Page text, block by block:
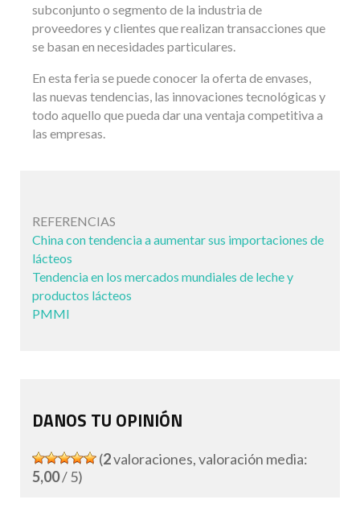
subconjunto o segmento de la industria de
proveedores y clientes que realizan transacciones que
se basan en necesidades particulares.
En esta feria se puede conocer la oferta de envases,
las nuevas tendencias, las innovaciones tecnológicas y
todo aquello que pueda dar una ventaja competitiva a
las empresas.
REFERENCIAS
China con tendencia a aumentar sus importaciones de
lácteos
Tendencia en los mercados mundiales de leche y
productos lácteos
PMMI
DANOS TU OPINIÓN
(2valoraciones, valoración media:
5,00/ 5)